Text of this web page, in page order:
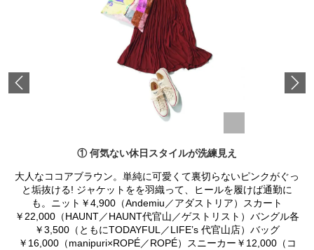
① 何気ない休日スタイルが洗練見え
大人なココアブラウン。単純に可愛くて裏切らないピンクがぐっ
と垢抜ける! ジャケットをを羽織って、ヒールを履けば通勤に
も。ニット￥4,900（Andemiu／アダストリア）スカート
￥22,000（HAUNT／HAUNT代官山／ゲストリスト）バングル各
￥3,500（ともにTODAYFUL／LIFE’s 代官山店）バッグ
￥16,000（manipuri×ROPÉ／ROPÉ）スニーカー￥12,000（コ